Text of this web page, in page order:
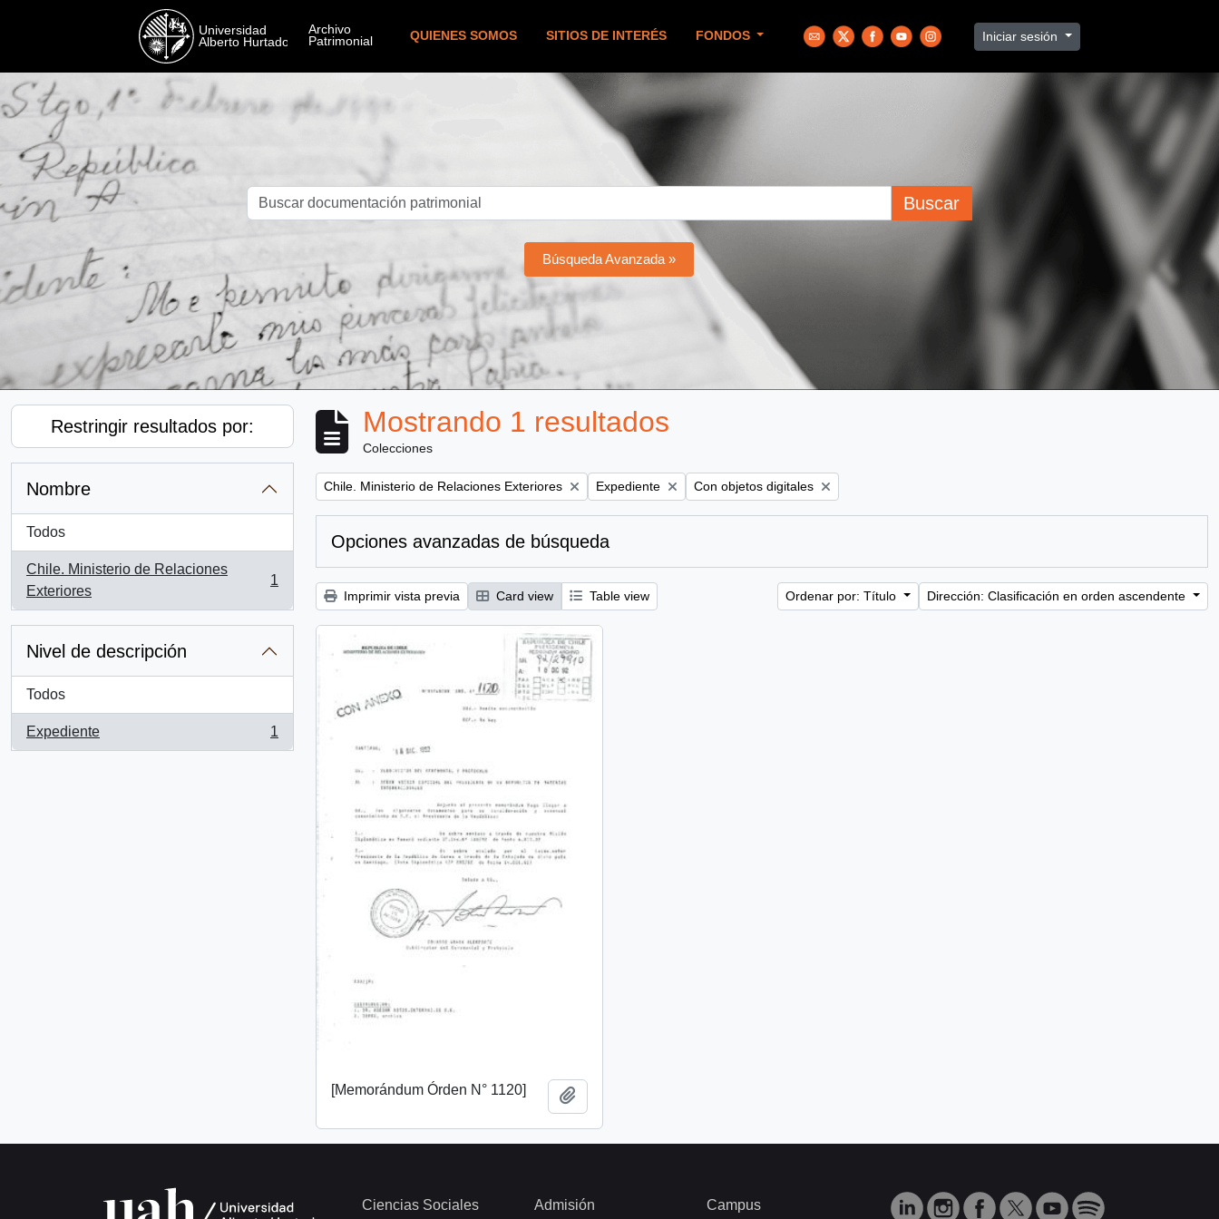
QUIENES SOMOS SITIOS DE INTERÉS FONDOS Iniciar sesión
Buscar
Búsqueda Avanzada »
Restringir resultados por:
Nombre
Todos
Chile. Ministerio de Relaciones
Exteriores
, 1 resultados
1
Nivel de descripción
Todos
Expediente
, 1 resultados
1
Mostrando 1 resultados
Colecciones
Remove filter:
Chile. Ministerio de Relaciones Exteriores Remove filter:
Expediente Remove filter:
Con objetos digitales
Opciones avanzadas de búsqueda
Imprimir vista previa Card view Table view Ordenar por: Título Dirección: Clasificación en orden ascendente
[Memorándum Órden N° 1120]
Ciencias Sociales Admisión Campus